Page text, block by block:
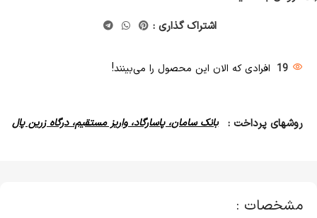
اشتراک گذاری :
19 افرادی که الان این محصول را می‌بینند!
روشهای پرداخت : بانک سامان، پاسارگاد، واریز مستقیم، درگاه زرین پال
مشخصات :